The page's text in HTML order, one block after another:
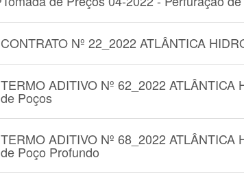
CONTRATO Nº 22_2022 ATLÂNTICA
TERMO ADITIVO Nº 62_2022 ATLÂNTICA
de Poços
TERMO ADITIVO Nº 68_2022 ATLÂNTICA
de Poço Profundo